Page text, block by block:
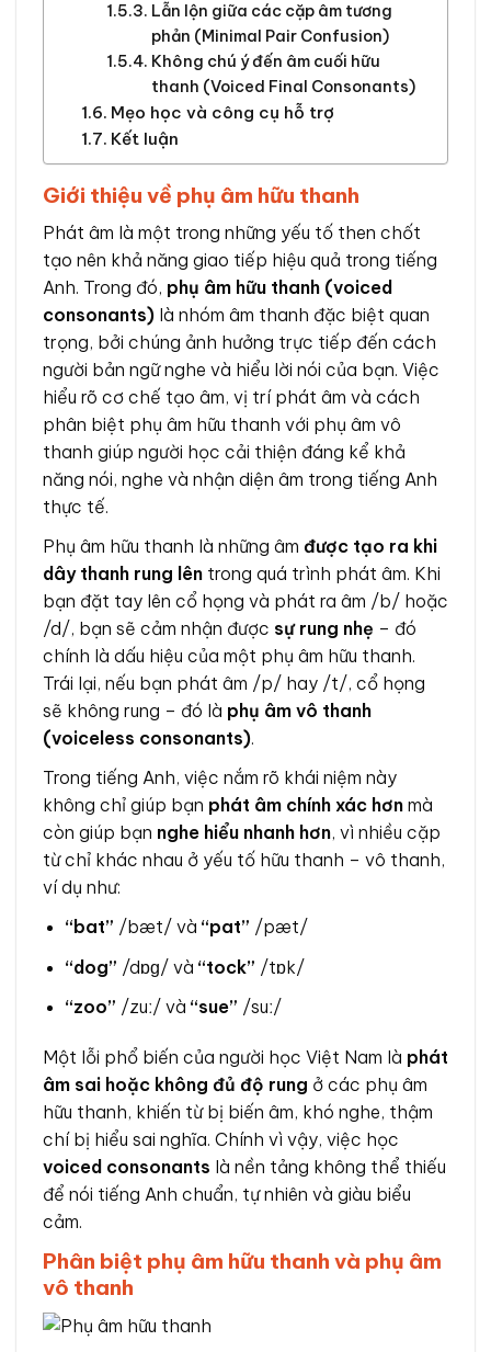
Lẫn lộn giữa các cặp âm tương
phản (Minimal Pair Confusion)
Không chú ý đến âm cuối hữu
thanh (Voiced Final Consonants)
Mẹo học và công cụ hỗ trợ
Kết luận
Giới thiệu về phụ âm hữu thanh
Phát âm là một trong những yếu tố then chốt
tạo nên khả năng giao tiếp hiệu quả trong tiếng
Anh. Trong đó, phụ âm hữu thanh (voiced
consonants) là nhóm âm thanh đặc biệt quan
trọng, bởi chúng ảnh hưởng trực tiếp đến cách
người bản ngữ nghe và hiểu lời nói của bạn. Việc
hiểu rõ cơ chế tạo âm, vị trí phát âm và cách
phân biệt phụ âm hữu thanh với phụ âm vô
thanh giúp người học cải thiện đáng kể khả
năng nói, nghe và nhận diện âm trong tiếng Anh
thực tế.
Phụ âm hữu thanh là những âm được tạo ra khi
dây thanh rung lên trong quá trình phát âm. Khi
bạn đặt tay lên cổ họng và phát ra âm /b/ hoặc
/d/, bạn sẽ cảm nhận được sự rung nhẹ – đó
chính là dấu hiệu của một phụ âm hữu thanh.
Trái lại, nếu bạn phát âm /p/ hay /t/, cổ họng
sẽ không rung – đó là phụ âm vô thanh
(voiceless consonants).
Trong tiếng Anh, việc nắm rõ khái niệm này
không chỉ giúp bạn phát âm chính xác hơn mà
còn giúp bạn nghe hiểu nhanh hơn, vì nhiều cặp
từ chỉ khác nhau ở yếu tố hữu thanh – vô thanh,
ví dụ như:
“bat” /bæt/ và “pat” /pæt/
“dog” /dɒɡ/ và “tock” /tɒk/
“zoo” /zuː/ và “sue” /suː/
Một lỗi phổ biến của người học Việt Nam là phát
âm sai hoặc không đủ độ rung ở các phụ âm
hữu thanh, khiến từ bị biến âm, khó nghe, thậm
chí bị hiểu sai nghĩa. Chính vì vậy, việc học
voiced consonants là nền tảng không thể thiếu
để nói tiếng Anh chuẩn, tự nhiên và giàu biểu
cảm.
Phân biệt phụ âm hữu thanh và phụ âm
vô thanh